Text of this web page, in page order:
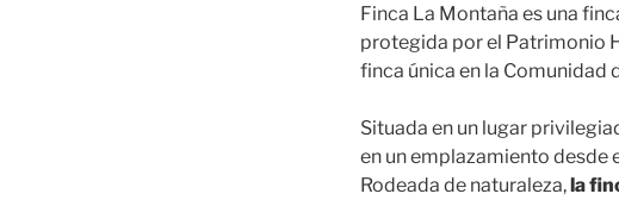
Finca La Montaña es una
protegida por el Patrimonio
finca única en la Comunidad
Situada en un lugar
en un emplazamiento desde
Rodeada de naturaleza,la